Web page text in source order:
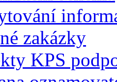
zakázky
KPS